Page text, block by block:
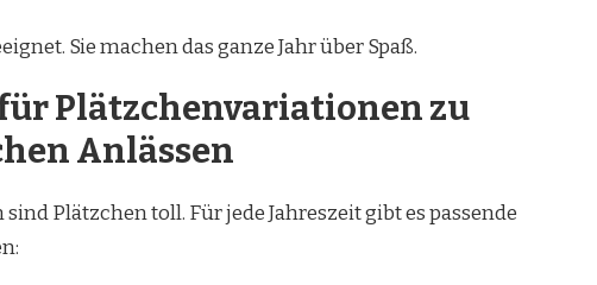
Sie machen das ganze Jahr über Spaß.
Plätzchenvariationen zu
Anlässen
Plätzchen toll. Für jede Jahreszeit gibt es passende